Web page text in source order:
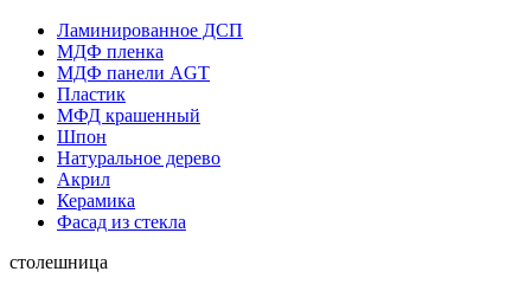
Ламинированное ДСП
МДФ пленка
МДФ панели AGT
Пластик
МФД крашенный
Шпон
Натуральное дерево
Акрил
Керамика
Фасад из стекла
столешница